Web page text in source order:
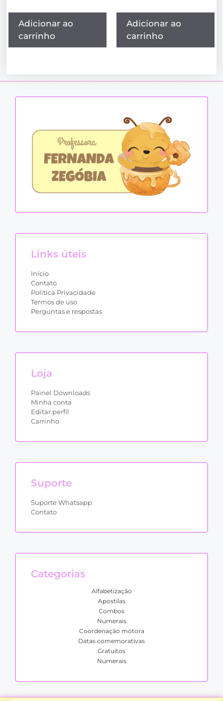
Adicionar ao
carrinho
Adicionar ao
carrinho
Links úteis
Início
Contato
Política Privacidade
Termos de uso
Perguntas e respostas
Loja
Painel Downloads
Minha conta
Editar perfil
Carrinho
Suporte
Suporte Whatsapp
Contato
Categorias
Alfabetização
Apostilas
Combos
Numerais
Coordenação motora
Datas comemorativas
Gratuitos
Numerais